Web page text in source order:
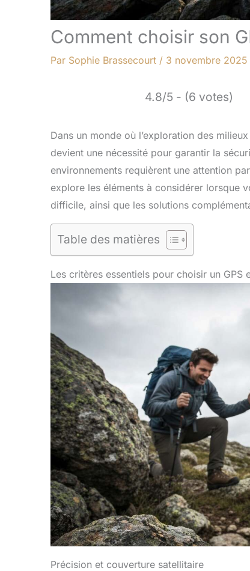
Comment choisir son
Par Sophie Brassecourt / 3 novembre 2025
4.8/5 - (6 votes)
Dans un monde où l’exploration des
devient une nécessité pour garantir la
environnements requièrent une attention
explore les éléments à considérer lorsque
difficile, ainsi que les solutions
Table des matières
Les critères essentiels pour choisir un GPS
Précision et couverture satellitaire